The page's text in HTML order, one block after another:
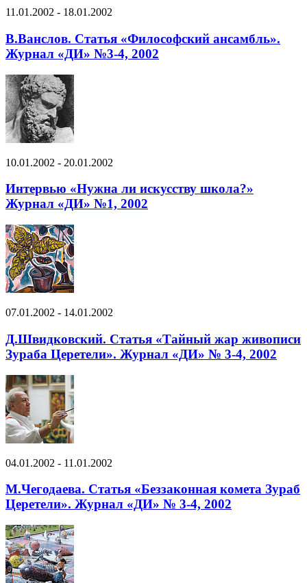
11.01.2002 - 18.01.2002
В.Ванслов. Статья «Философский ансамбль».
Журнал «ДИ» №3-4, 2002
10.01.2002 - 20.01.2002
Интервью «Нужна ли искусству школа?»
Журнал «ДИ» №1, 2002
07.01.2002 - 14.01.2002
Д.Швидковский. Статья «Тайный жар живописи
Зураба Церетели». Журнал «ДИ» № 3-4, 2002
04.01.2002 - 11.01.2002
М.Чегодаева. Статья «Беззаконная комета Зураб
Церетели». Журнал «ДИ» № 3-4, 2002